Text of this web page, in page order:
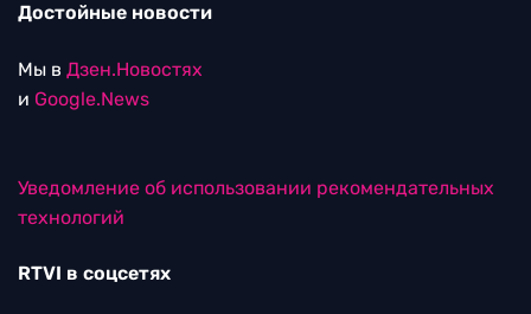
Достойные новости
Мы в Дзен.Новостях
и Google.News
Уведомление об использовании рекомендательных
технологий
RTVI в соцсетях